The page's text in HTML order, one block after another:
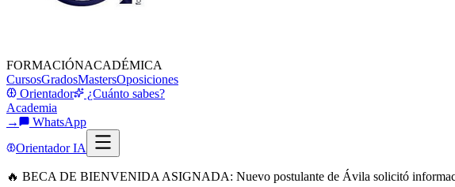
FORMACIÓNACADÉMICA
CursosGradosMastersOposiciones
Orientador
¿Cuánto sabes?
Academia
→
WhatsApp
Orientador IA
🔥 BECA DE BIENVENIDA ASIGNADA: Nuevo postulante de Ávila solicitó